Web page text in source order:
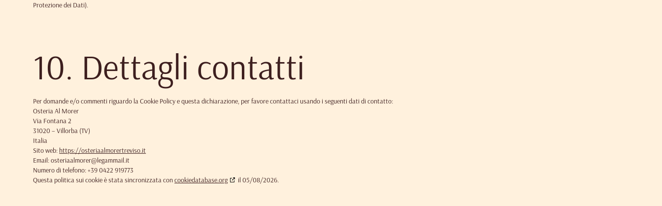
Protezione dei Dati).
10. Dettagli contatti
Per domande e/o commenti riguardo la Cookie Policy e questa dichiarazione, per favore contattaci usando i seguenti dati di contatto:
Osteria Al Morer
Via Fontana 2
31020 – Villorba (TV)
Italia
Sito web: https://osteriaalmorertreviso.it
Email:osteriaalmorer@legammail.it
Numero di telefono: +39 0422 919773
Questa politica sui cookie è stata sincronizzata concookiedatabase.org il 05/08/2026.